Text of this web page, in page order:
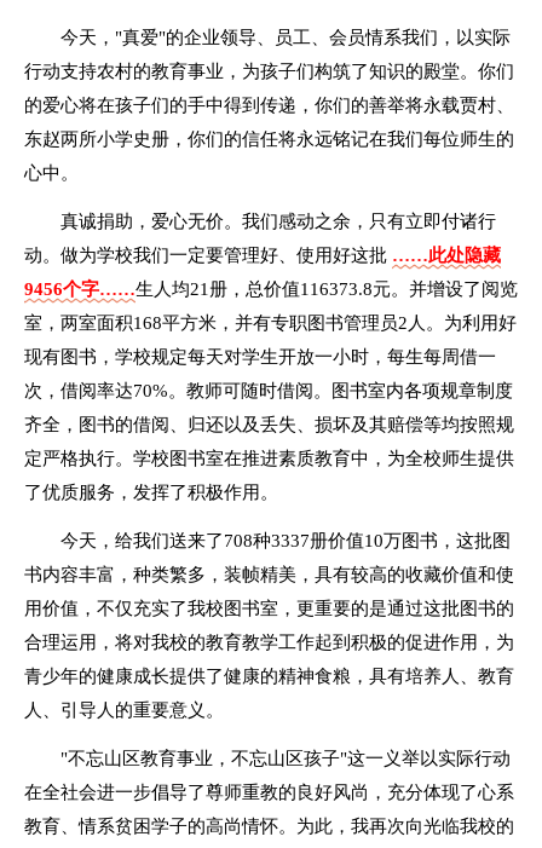
今天，"真爱"的企业领导、员工、会员情系我们，以实际
行动支持农村的教育事业，为孩子们构筑了知识的殿堂。你们
的爱心将在孩子们的手中得到传递，你们的善举将永载贾村、
东赵两所小学史册，你们的信任将永远铭记在我们每位师生的
心中。
真诚捐助，爱心无价。我们感动之余，只有立即付诸行
动。做为学校我们一定要管理好、使用好这批 ……此处隐藏
9456个字……生人均21册，总价值116373.8元。并增设了阅览
室，两室面积168平方米，并有专职图书管理员2人。为利用好
现有图书，学校规定每天对学生开放一小时，每生每周借一
次，借阅率达70%。教师可随时借阅。图书室内各项规章制度
齐全，图书的借阅、归还以及丢失、损坏及其赔偿等均按照规
定严格执行。学校图书室在推进素质教育中，为全校师生提供
了优质服务，发挥了积极作用。
今天，给我们送来了708种3337册价值10万图书，这批图
书内容丰富，种类繁多，装帧精美，具有较高的收藏价值和使
用价值，不仅充实了我校图书室，更重要的是通过这批图书的
合理运用，将对我校的教育教学工作起到积极的促进作用，为
青少年的健康成长提供了健康的精神食粮，具有培养人、教育
人、引导人的重要意义。
"不忘山区教育事业，不忘山区孩子"这一义举以实际行动
在全社会进一步倡导了尊师重教的良好风尚，充分体现了心系
教育、情系贫困学子的高尚情怀。为此，我再次向光临我校的